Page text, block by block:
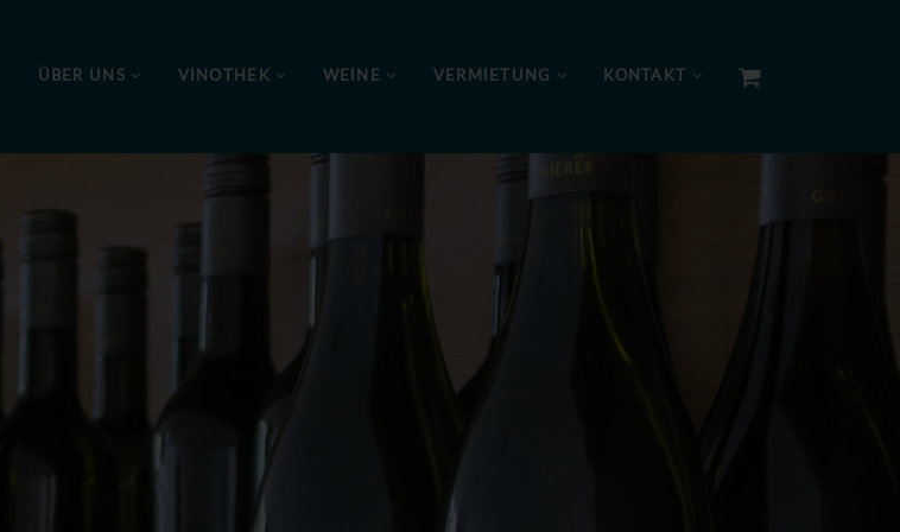
ÜBER UNS VINOTHEK WEINE VERMIETUNG KONTAKT